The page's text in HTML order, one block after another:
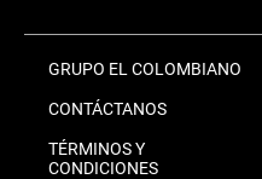
GRUPO EL COLOMBIANO
CONTÁCTANOS
TÉRMINOS Y
CONDICIONES